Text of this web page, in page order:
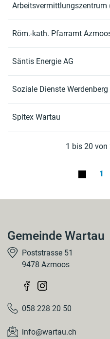
Arbeitsvermittlungszentrum
Röm.-kath. Pfarramt
Säntis Energie AG
Soziale Dienste Werdenberg
Spitex Wartau
1 bis 20 von
1
Gemeinde Wartau
Poststrasse 51
9478 Azmoos
058 228 20 50
info@wartau.ch